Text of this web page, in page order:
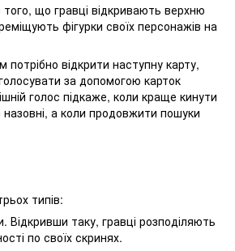
що гравці відкривають верхню
фігурки своїх персонажів на
відкрити наступну карту,
за допомогою карток
голос підкаже, коли краще кинути
а коли продовжити пошуки
типів:
Відкривши таку, гравці розподіляють
по своїх скринях.